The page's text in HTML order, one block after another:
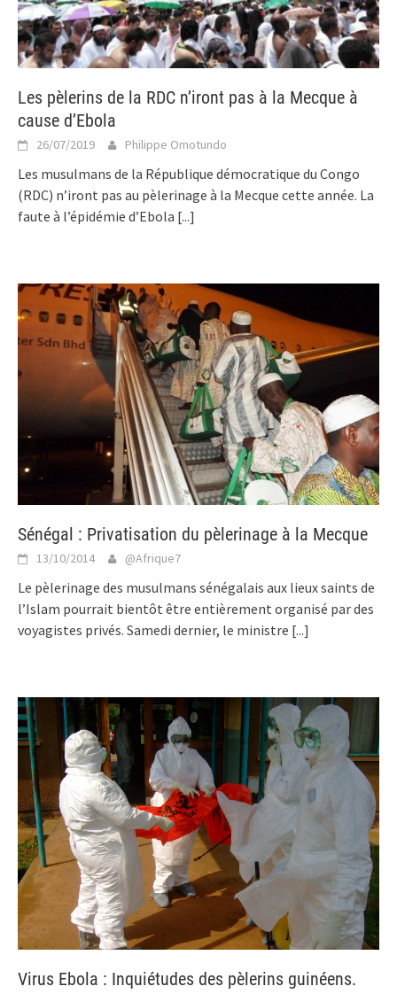
Les pèlerins de la RDC n’iront pas à la Mecque à
cause d’Ebola
26/07/2019 Philippe Omotundo
Les musulmans de la République démocratique du Congo
(RDC) n’iront pas au pèlerinage à la Mecque cette année. La
faute à l’épidémie d’Ebola [...]
Sénégal : Privatisation du pèlerinage à la Mecque
13/10/2014 @Afrique7
Le pèlerinage des musulmans sénégalais aux lieux saints de
l’Islam pourrait bientôt être entièrement organisé par des
voyagistes privés. Samedi dernier, le ministre [...]
Virus Ebola : Inquiétudes des pèlerins guinéens.